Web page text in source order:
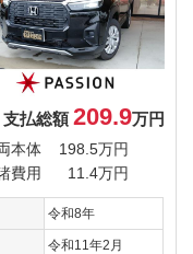
支払総額209.9万円
本体
198.5万円
費用
11.4万円
令和8年
令和11年2月